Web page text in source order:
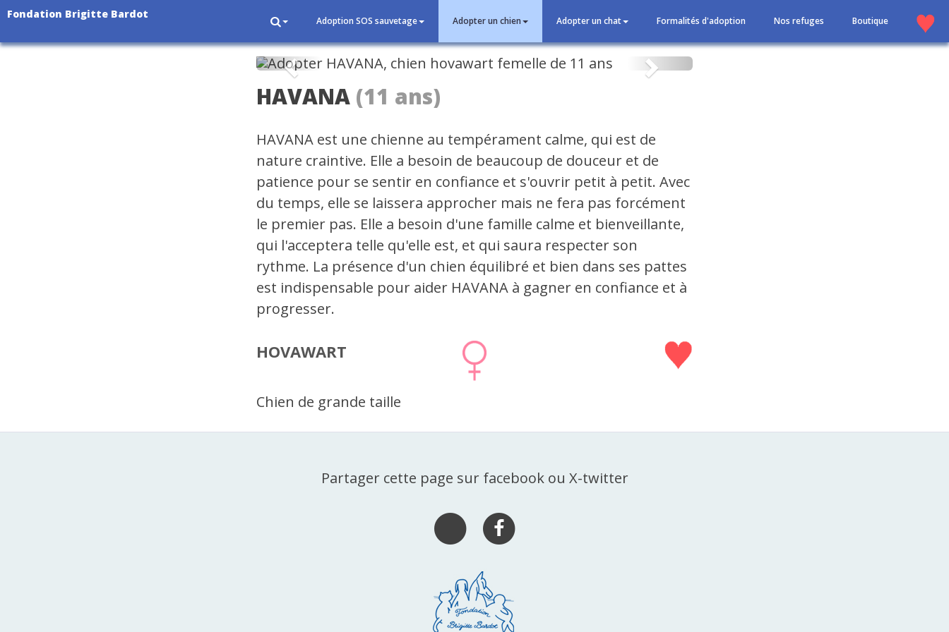
Fondation Brigitte Bardot
Adoption SOS sauvetage Adopter un chien Adopter un chat Formalités d'adoption Nos refuges Boutique
Précédent Suivant
HAVANA (11 ans)
HAVANA est une chienne au tempérament calme, qui est de
nature craintive. Elle a besoin de beaucoup de douceur et de
patience pour se sentir en confiance et s'ouvrir petit à petit. Avec
du temps, elle se laissera approcher mais ne fera pas forcément
le premier pas. Elle a besoin d'une famille calme et bienveillante,
qui l'acceptera telle qu'elle est, et qui saura respecter son
rythme. La présence d'un chien équilibré et bien dans ses pattes
est indispensable pour aider HAVANA à gagner en confiance et à
progresser.
HOVAWART
Chien de grande taille
Partager cette page sur facebook ou X-twitter